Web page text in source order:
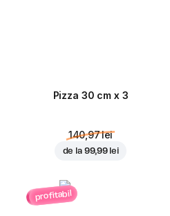
Pizza 30 cm x 3
140,97 lei
de la 99,99 lei
profitabil